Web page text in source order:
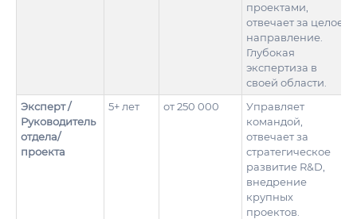
проектами,
отвечает за целое
направление.
Глубокая
экспертиза в
своей области.
Эксперт /
Руководитель
отдела/
проекта
5+ лет от 250 000
Управляет
командой,
отвечает за
стратегическое
развитие R&D,
внедрение
крупных
проектов.